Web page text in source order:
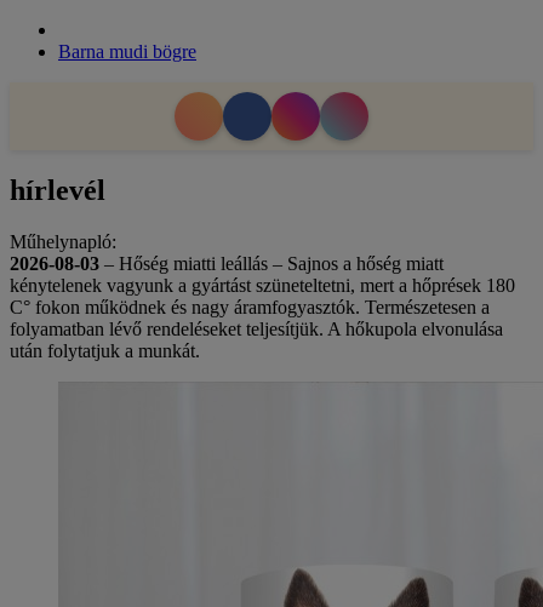
Barna mudi bögre
hírlevél
Műhelynapló:
2026-08-03 – Hőség miatti leállás – Sajnos a hőség miatt
kénytelenek vagyunk a gyártást szüneteltetni, mert a hőprések 180
C° fokon működnek és nagy áramfogyasztók. Természetesen a
folyamatban lévő rendeléseket teljesítjük. A hőkupola elvonulása
után folytatjuk a munkát.